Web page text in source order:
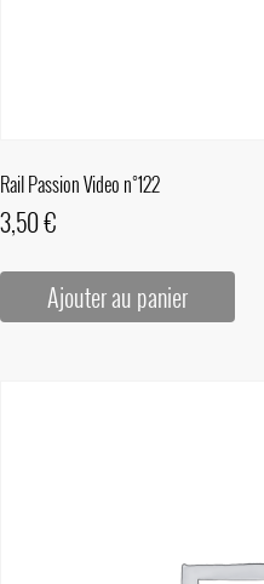
Rail Passion Video n°122
3,50€
Ajouter au panier